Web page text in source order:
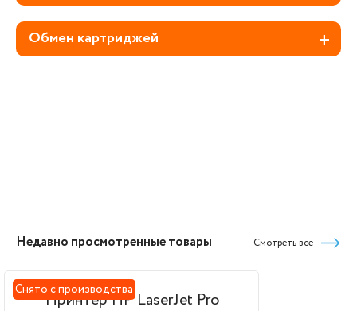
Обмен картриджей
Недавно просмотренные товары Смотреть все
Снято с производства